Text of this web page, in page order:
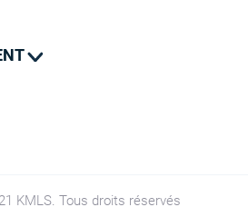
KMLS. Tous droits réservés